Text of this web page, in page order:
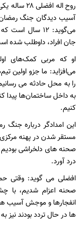
روح اله
آسیب دیدگان جنگ رمضان
می‌گوید: ۱۲
جان افراد، داوطلب شده
او که مربی کمک‌های
می‌افزاید: ما جزو اولین
را به محل حادثه می
به داخل ساختمان‌ها پیدا
کنیم.
این امدادگر درباره جنگ
مستقر شدن در پهنه
صحنه های دلخراشی بودیم
درد آورد.
افضلی می گوید: وقتی
صحنه اعزام شدیم، با
انفجارها و موجش آسیب
ها در حال تردد بودند